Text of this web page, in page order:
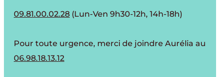
09.81.00.02.28 (Lun-Ven 9h30-12h, 14h-18h)
Pour toute urgence, merci de joindre Aurélia au
06.98.18.13.12